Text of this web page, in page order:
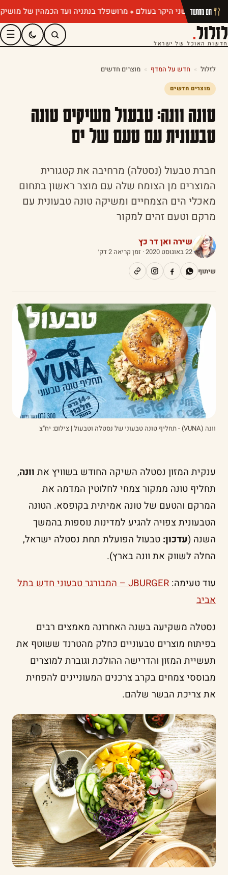
מרושפלד בנתניה ועד הכמהין של מושיק רוט: חם מהתנור
לזלול.
חדשות האוכל של ישראל
☰
לזלול » חדש על המדף » מוצרים חדשים
מוצרים חדשים
טונה וונה: טבעול משיקים טונה
טבעונית עם טעם של ים
חברת טבעול (נסטלה) מרחיבה את קטגורית
המוצרים מן הצומח שלה עם מוצר ראשון בתחום
מאכלי הים הצמחיים ומשיקה טונה טבעונית עם
מרקם וטעם זהים למקור
שירה ואן דר כץ
22 באוגוסט 2020
· זמן קריאה 2 דק׳
שיתוף
וונה (VUNA) - תחליף טונה טבעוני של נסטלה וטבעול | צילום: יח"צ
ענקית המזון נסטלה השיקה החודש בשוויץ את וונה,
תחליף טונה ממקור צמחי לחלוטין המדמה את
המרקם והטעם של טונה אמיתית בקופסא. הטונה
הטבעונית צפויה להגיע למדינות נוספות בהמשך
השנה (עדכון: טבעול הפועלת תחת נסטלה ישראל,
החלה לשווק את וונה בארץ).
עוד טעימה:
JBURGER – המבורגר טבעוני חדש בתל
אביב
נסטלה משקיעה בשנה האחרונה מאמצים רבים
בפיתוח מוצרים טבעוניים כחלק מהטרנד ששוטף את
תעשיית המזון והדרישה ההולכת וגוברת למוצרים
מבוססי צמחים בקרב צרכנים המעוניינים להפחית
את צריכת הבשר שלהם.